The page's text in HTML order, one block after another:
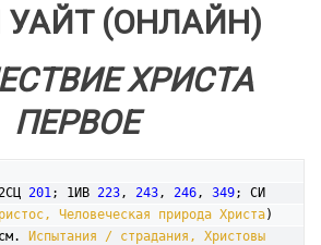
УАЙТ (ОНЛАЙН)
ХРИСТА
ПЕРВОЕ
201; 1ИВ 223, 243, 246, 349
Человеческая природа Христа)
Испытания / страдания, Христовы